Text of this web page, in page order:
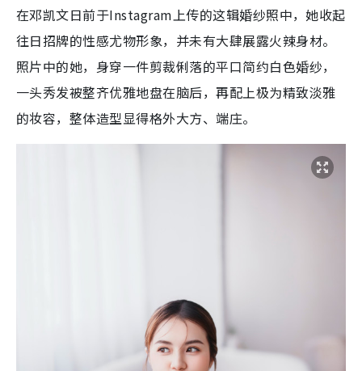
在邓凯文日前于Instagram上传的这辑婚纱照中，她收起
往日招牌的性感尤物形象，并未有大肆展露火辣身材。
照片中的她，身穿一件剪裁俐落的平口简约白色婚纱，
一头秀发被整齐优雅地盘在脑后，再配上极为精致淡雅
的妆容，整体造型显得格外大方、端庄。